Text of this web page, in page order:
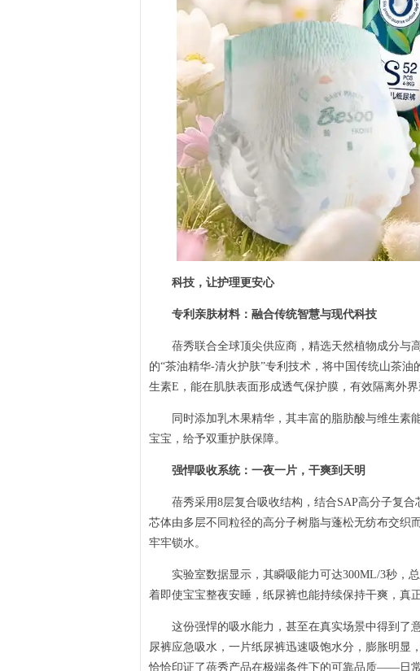
科技，让护理更安心
专利亲肤材料：融合传统智慧与现代科技
蓓秀联合全球顶尖供应商，精选天然植物成分与
的“茶油精华-清火护肤”专利技术，将中国传统山茶
生素E，能在肌肤表面形成透气保护膜，有效隔离外界
同时添加乳木果精华，其丰富的脂肪酸与维生素
宝宝，给予双重护肤保障。
强悍吸收系统：一夜一片，干爽到天明
蓓秀采用8层复合吸收结构，结合SAP高分子复合
芯体由多层不同粒径的高分子树脂与蓬松无纺布交织
牢牢锁水。
实验室数据显示，其瞬吸能力可达300ML/3秒，总
着即使宝宝整夜安睡，纸尿裤也能持续保持干爽，真
这份强悍的吸水能力，甚至在真实场景中得到了
尿裤应急吸水，一片纸尿裤迅速吸饱水分，膨胀明显
恰恰印证了蓓秀产品在极端条件下的可靠品质——日